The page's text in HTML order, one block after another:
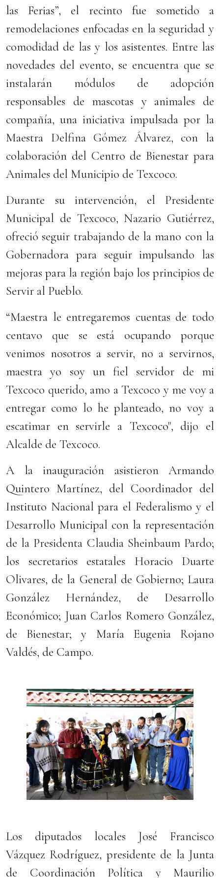
las Ferias”, el recinto fue sometido a
remodelaciones enfocadas en la seguridad y
comodidad de las y los asistentes. Entre las
novedades del evento, se encuentra que se
instalarán módulos de adopción
responsables de mascotas y animales de
compañía, una iniciativa impulsada por la
Maestra Delfina Gómez Álvarez, con la
colaboración del Centro de Bienestar para
Animales del Municipio de Texcoco.
Durante su intervención, el Presidente
Municipal de Texcoco, Nazario Gutiérrez,
ofreció seguir trabajando de la mano con la
Gobernadora para seguir impulsando las
mejoras para la región bajo los principios de
Servir al Pueblo.
“Maestra le entregaremos cuentas de todo
centavo que se está ocupando porque
venimos nosotros a servir, no a servirnos,
maestra yo soy un fiel servidor de mi
Texcoco querido, amo a Texcoco y me voy a
entregar como lo he planteado, no voy a
escatimar en servirle a Texcoco", dijo el
Alcalde de Texcoco.
A la inauguración asistieron Armando
Quintero Martínez, del Coordinador del
Instituto Nacional para el Federalismo y el
Desarrollo Municipal con la representación
de la Presidenta Claudia Sheinbaum Pardo;
los secretarios estatales Horacio Duarte
Olivares, de la General de Gobierno; Laura
González Hernández, de Desarrollo
Económico; Juan Carlos Romero González,
de Bienestar; y María Eugenia Rojano
Valdés, de Campo.
Los diputados locales José Francisco
Vázquez Rodríguez, presidente de la Junta
de Coordinación Política y Maurilio